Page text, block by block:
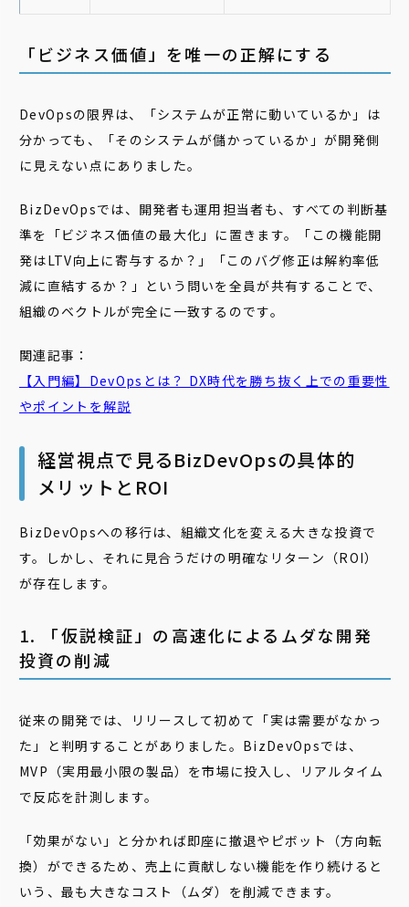
「ビジネス価値」を唯一の正解にする
DevOpsの限界は、「システムが正常に動いているか」は
分かっても、「そのシステムが儲かっているか」が開発側
に見えない点にありました。
BizDevOpsでは、開発者も運用担当者も、すべての判断基
準を「ビジネス価値の最大化」に置きます。「この機能開
発はLTV向上に寄与するか？」「このバグ修正は解約率低
減に直結するか？」という問いを全員が共有することで、
組織のベクトルが完全に一致するのです。
関連記事：
【入門編】DevOpsとは？ DX時代を勝ち抜く上での重要性
やポイントを解説
経営視点で見るBizDevOpsの具体的
メリットとROI
BizDevOpsへの移行は、組織文化を変える大きな投資で
す。しかし、それに見合うだけの明確なリターン（ROI）
が存在します。
1. 「仮説検証」の高速化によるムダな開発
投資の削減
従来の開発では、リリースして初めて「実は需要がなかっ
た」と判明することがありました。BizDevOpsでは、
MVP（実用最小限の製品）を市場に投入し、リアルタイム
で反応を計測します。
「効果がない」と分かれば即座に撤退やピボット（方向転
換）ができるため、売上に貢献しない機能を作り続けると
いう、最も大きなコスト（ムダ）を削減できます。